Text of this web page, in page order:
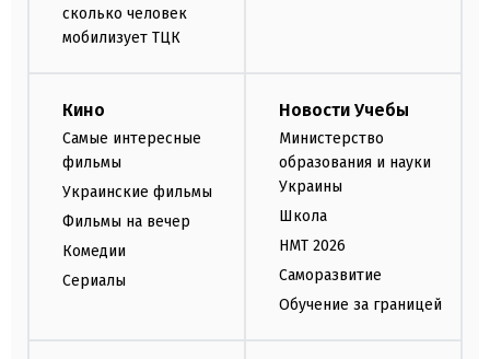
сколько человек
мобилизует ТЦК
Кино
Самые интересные
фильмы
Украинские фильмы
Фильмы на вечер
Комедии
Сериалы
Новости Учебы
Министерство
образования и науки
Украины
Школа
НМТ 2026
Саморазвитие
Обучение за границей